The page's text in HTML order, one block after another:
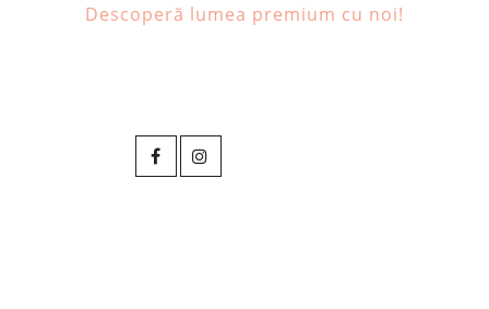
Descoperă lumea premium cu noi!